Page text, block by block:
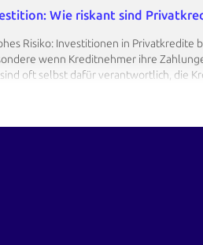
Wie riskant sind
Risiko: Investitionen in Privatkredite
wenn Kreditnehmer ihre
oft selbst dafür verantwortlich, die